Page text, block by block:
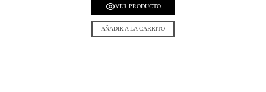
VER PRODUCTO
AÑADIR A LA CARRITO